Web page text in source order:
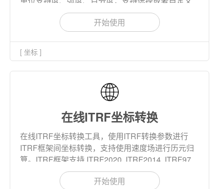
椭球参数。转换结果支持下载到本地。
开始使用
[ 坐标 ]
在线ITRF坐标转换
在线ITRF坐标转换工具，使用ITRF转换参数进行
ITRF框架间坐标转换，支持使用速度场进行历元归
算。ITRF框架支持 ITRF2020, ITRF2014, ITRF97
等十几个框架。输入坐标格式支持大地坐标LBH和
地心地固坐标XYZ。
开始使用